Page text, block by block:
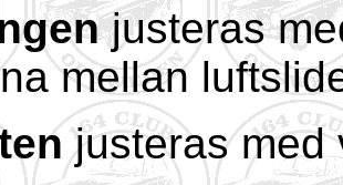
justeras
mellan
justeras med